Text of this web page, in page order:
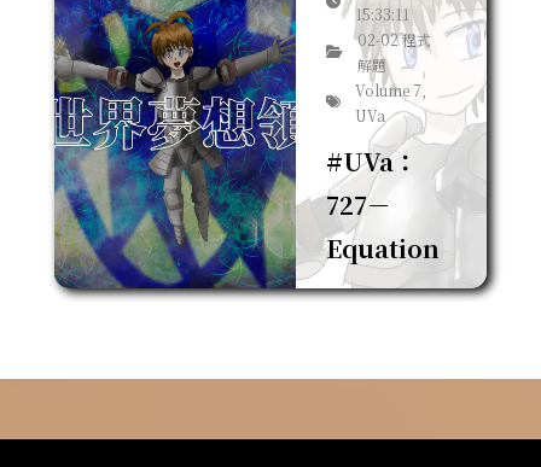
15:33:11
02-02 程式
解題
Volume 7,
UVa
#UVa：
727－
Equation